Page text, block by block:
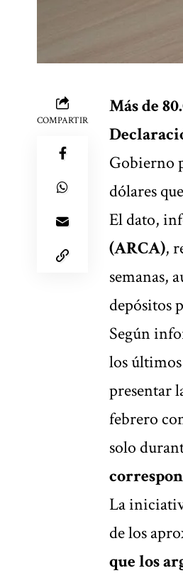
COMPARTIR
Más de
Gobierno
dólares
El dato,
(ARCA),
semanas,
depósitos
Según
los
presentar
febrero
solo
La
de los
que los